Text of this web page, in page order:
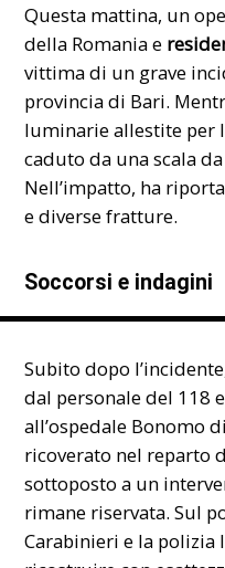
Questa mattina, un
della Romania e
vittima di un grave
provincia di Bari.
luminarie allestite per
caduto da una scala
Nell’impatto, ha
e diverse fratture.
Soccorsi e indagini
Subito dopo
dal personale del 118
all’ospedale Bonomo
ricoverato nel reparto
sottoposto a un
rimane riservata. Sul
Carabinieri e la polizia